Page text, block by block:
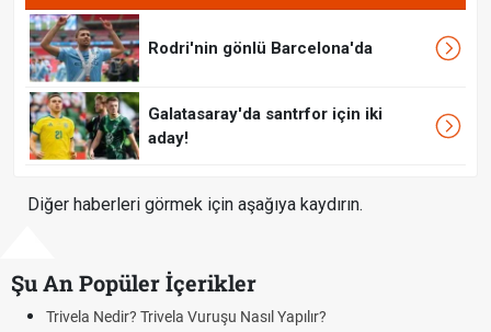
Rodri'nin gönlü Barcelona'da
Galatasaray'da santrfor için iki
aday!
Diğer haberleri görmek için aşağıya kaydırın.
Şu An Popüler İçerikler
Vuruşu Nasıl Yapılır?